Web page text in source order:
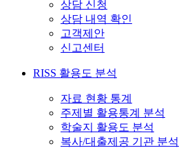
상담 신청
상담 내역 확인
고객제안
신고센터
RISS 활용도 분석
자료 현황 통계
주제별 활용통계 분석
학술지 활용도 분석
복사/대출제공 기관 분석